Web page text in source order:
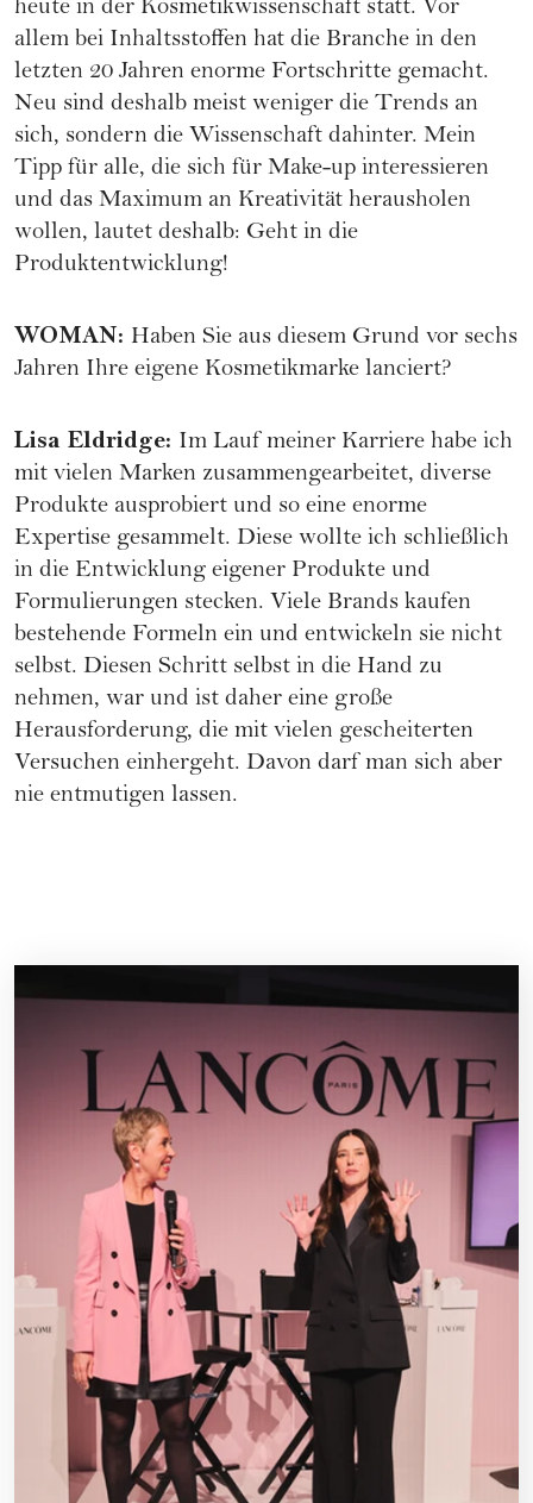
heute in der Kosmetikwissenschaft statt. Vor
allem bei Inhaltsstoffen hat die Branche in den
letzten 20 Jahren enorme Fortschritte gemacht.
Neu sind deshalb meist weniger die Trends an
sich, sondern die Wissenschaft dahinter. Mein
Tipp für alle, die sich für Make-up interessieren
und das Maximum an Kreativität herausholen
wollen, lautet deshalb: Geht in die
Produktentwicklung!
WOMAN: Haben Sie aus diesem Grund vor sechs
Jahren Ihre eigene Kosmetikmarke lanciert?
Lisa Eldridge: Im Lauf meiner Karriere habe ich
mit vielen Marken zusammengearbeitet, diverse
Produkte ausprobiert und so eine enorme
Expertise gesammelt. Diese wollte ich schließlich
in die Entwicklung eigener Produkte und
Formulierungen stecken. Viele Brands kaufen
bestehende Formeln ein und entwickeln sie nicht
selbst. Diesen Schritt selbst in die Hand zu
nehmen, war und ist daher eine große
Herausforderung, die mit vielen gescheiterten
Versuchen einhergeht. Davon darf man sich aber
nie entmutigen lassen.